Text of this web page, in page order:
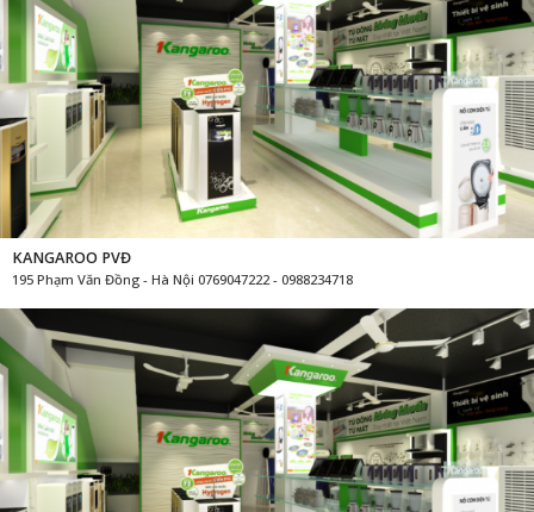
KANGAROO PVĐ
195 Phạm Văn Đồng - Hà Nội 0769047222 - 0988234718